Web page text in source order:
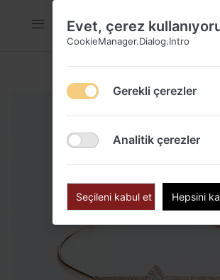
Evet, çerez
CookieManager.Dialog.Intro
Gerekli çerezler
Analitik çerezler
Seçileni kabul et Hepsini